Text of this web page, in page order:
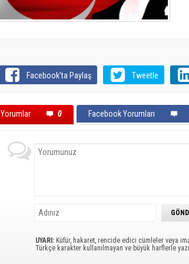
Facebook'ta Paylaş Tweetle
Yorumlar 0 Facebook Yorumları
UYARI: Küfür, hakaret, rencide edici cümleler veya
Türkçe karakter kullanılmayan ve büyük harflerle